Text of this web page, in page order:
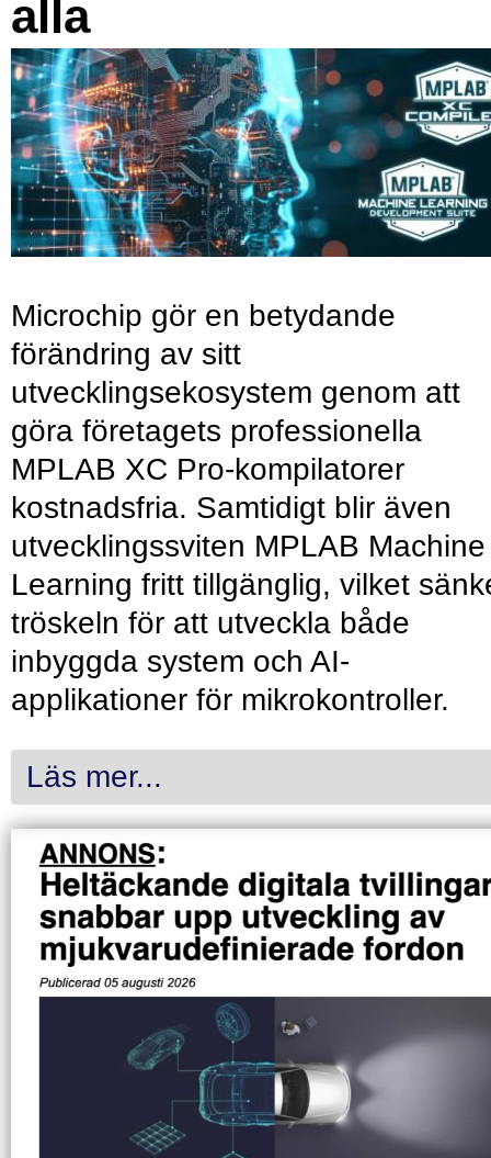
alla
Microchip gör en betydande
förändring av sitt
utvecklingsekosystem genom att
göra företagets professionella
MPLAB XC Pro-kompilatorer
kostnadsfria. Samtidigt blir även
utvecklingssviten MPLAB Machine
Learning fritt tillgänglig, vilket
tröskeln för att utveckla både
inbyggda system och AI-
applikationer för mikrokontroller.
Läs mer...